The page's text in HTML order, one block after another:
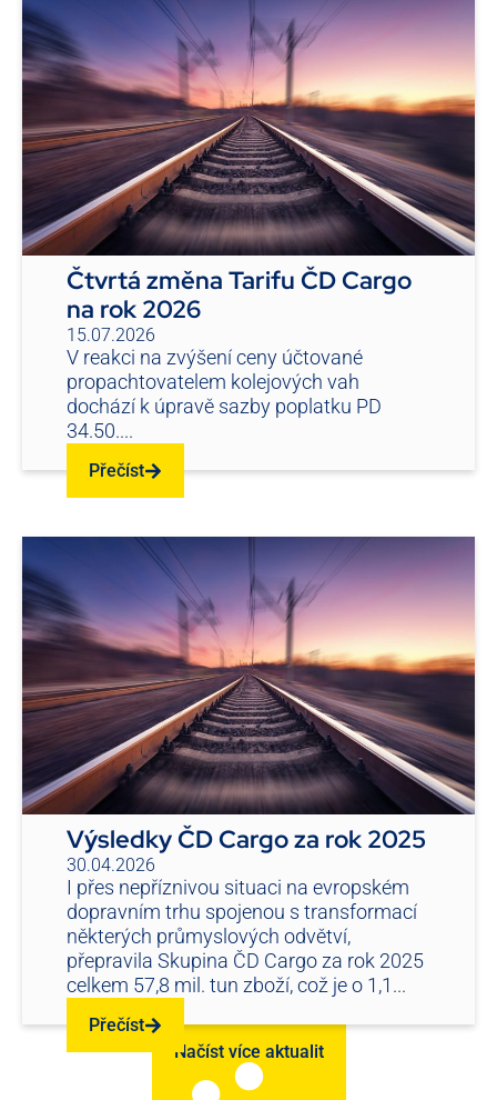
Čtvrtá změna Tarifu ČD Cargo
na rok 2026
15.07.2026
V reakci na zvýšení ceny účtované
propachtovatelem kolejových vah
dochází k úpravě sazby poplatku PD
34.50....
Přečíst
Výsledky ČD Cargo za rok 2025
30.04.2026
I přes nepříznivou situaci na evropském
dopravním trhu spojenou s transformací
některých průmyslových odvětví,
přepravila Skupina ČD Cargo za rok 2025
celkem 57,8 mil. tun zboží, což je o 1,1...
Přečíst
Načíst více aktualit